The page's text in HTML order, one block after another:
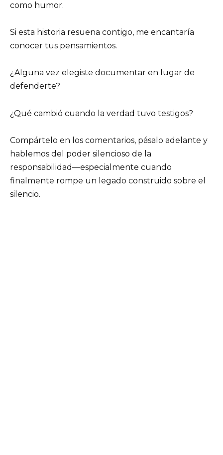
como humor.
Si esta historia resuena contigo, me encantaría
conocer tus pensamientos.
¿Alguna vez elegiste documentar en lugar de
defenderte?
¿Qué cambió cuando la verdad tuvo testigos?
Compártelo en los comentarios, pásalo adelante y
hablemos del poder silencioso de la
responsabilidad—especialmente cuando
finalmente rompe un legado construido sobre el
silencio.